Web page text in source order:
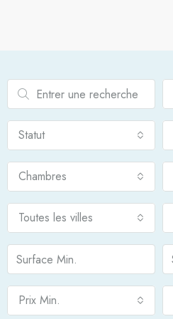
Statut
Chambres
Toutes les villes
Prix Min.